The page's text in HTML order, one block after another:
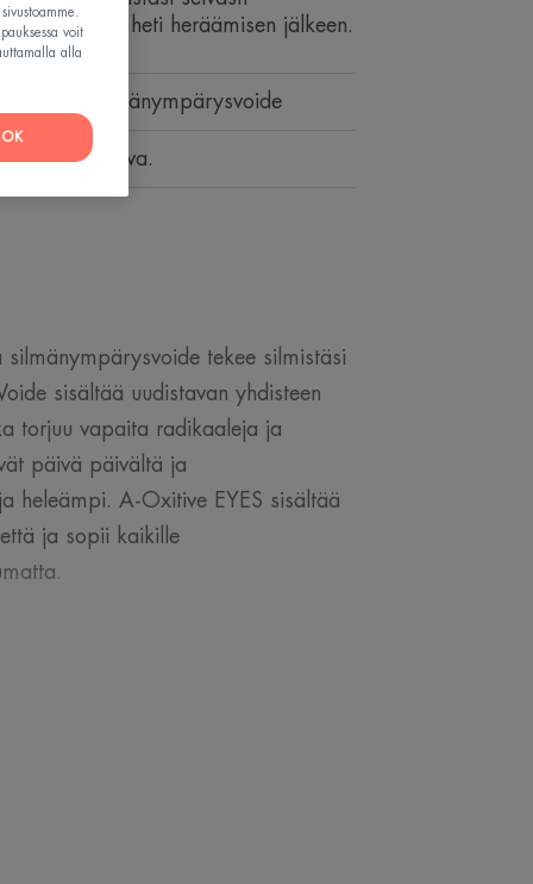
heti heräämisen jälkeen.
silmänympärysvoide
kirkastava.
tekee silmistäsi
sisältää uudistavan yhdisteen
torjuu vapaita radikaaleja ja
päivä päivältä ja
heleämpi. A-Oxitive EYES sisältää
ja sopii kaikille
voit
alla
OK